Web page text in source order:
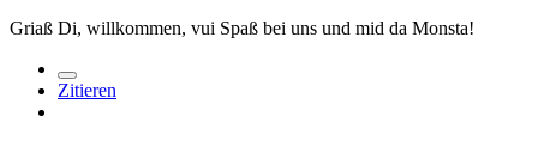
Griaß Di, willkommen, vui Spaß bei uns und mid da Monsta!
Zitieren